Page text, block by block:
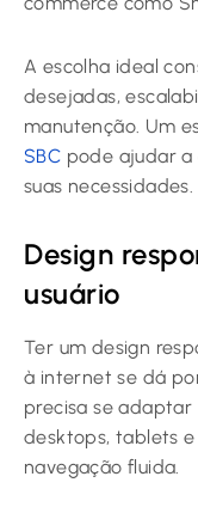
A escolha ideal
desejadas,
manutenção. Um
SBC pode ajudar
suas necessidades.
Design
usuário
Ter um design
à internet se dá
precisa se
desktops, tablets
navegação fluida.